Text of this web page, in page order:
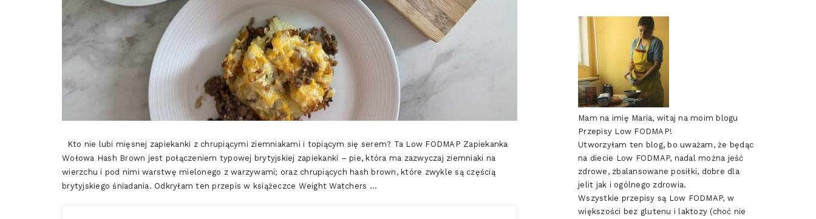
Kto nie lubi mięsnej zapiekanki z chrupiącymi ziemniakami i topiącym się serem? Ta Low FODMAP Zapiekanka
Wołowa Hash Brown jest połączeniem typowej brytyjskiej zapiekanki – pie, która ma zazwyczaj ziemniaki na
wierzchu i pod nimi warstwę mielonego z warzywami; oraz chrupiących hash brown, które zwykle są częścią
brytyjskiego śniadania. Odkryłam ten przepis w książeczce Weight Watchers …
Mam na imię Maria, witaj na moim blogu
Przepisy Low FODMAP!
Utworzyłam ten blog, bo uważam, że będąc
na diecie Low FODMAP, nadal można jeść
zdrowe, zbalansowane posiłki, dobre dla
jelit jak i ogólnego zdrowia.
Wszystkie przepisy są Low FODMAP, w
większości bez glutenu i laktozy (choć nie